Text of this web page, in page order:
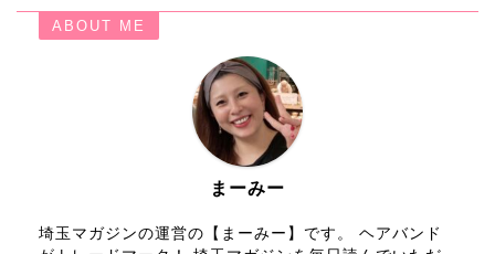
ABOUT ME
まーみー
埼玉マガジンの運営の【まーみー】です。 ヘアバンド